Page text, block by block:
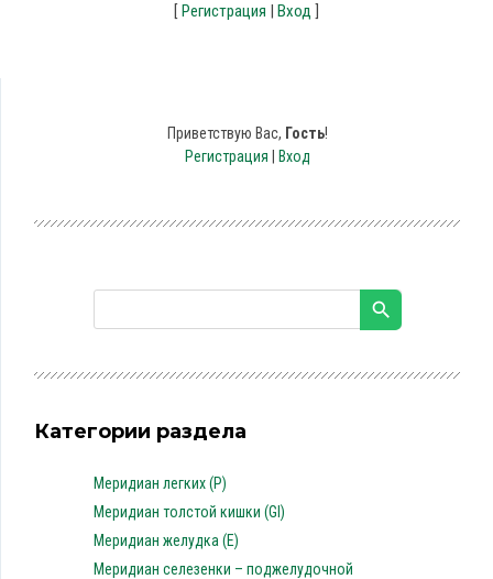
[Регистрация | Вход ]
Приветствую Вас, Гость!
Регистрация
Вход
Категории раздела
Меридиан легких (P)
Меридиан толстой кишки (GI)
Меридиан желудка (E)
Меридиан селезенки – поджелудочной